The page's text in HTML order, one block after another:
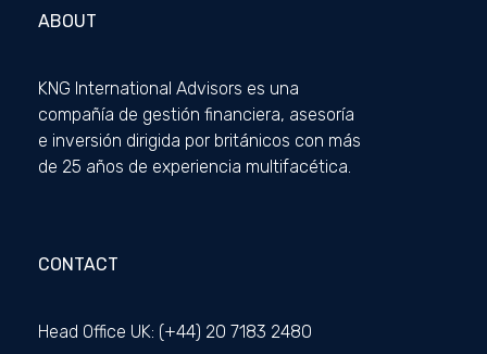
ABOUT
KNG International Advisors es una
compañía de gestión financiera, asesoría
e inversión dirigida por británicos con más
de 25 años de experiencia multifacética.
CONTACT
Head Office UK: (+44) 20 7183 2480